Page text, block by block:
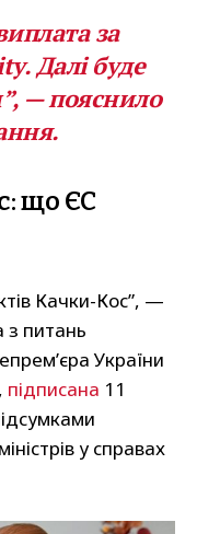
за
Далі буде
— пояснило
що ЄС
Качки-Кос”, —
з питань
України
підписана 11
міністрів у справах